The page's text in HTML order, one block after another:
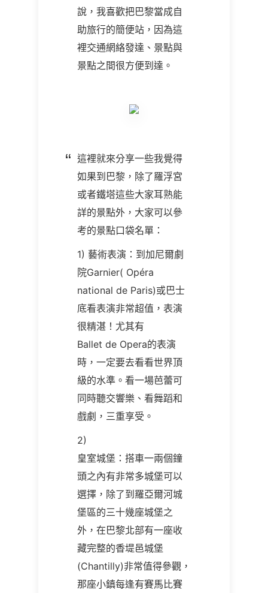
說，我喜歡把巴黎當成自
助旅行的簡便站，因為這
裡交通網絡發達、景點與
景點之間很方便到達。
這裡就來分享一些我覺得
如果到巴黎，除了羅浮宮
或者鐵塔這些大家耳熟能
詳的景點外，大家可以參
考的景點口袋名單：
1) 藝術表演：到加尼爾劇
院Garnier( Opéra
national de Paris)或巴士
底看表演非常超值，表演
很精湛！尤其有
Ballet de Opera的表演
時，一定要去看看世界頂
級的水準。看一場芭蕾可
同時聽交響樂、看舞蹈和
戲劇，三重享受。
2)
皇室城堡：搭車一兩個鐘
頭之內有非常多城堡可以
選擇，除了到羅亞爾河城
堡區的三十幾座城堡之
外，在巴黎北部有一座收
藏完整的香堤邑城堡
(Chantilly)非常值得參觀，
那座小鎮每逢有賽馬比賽